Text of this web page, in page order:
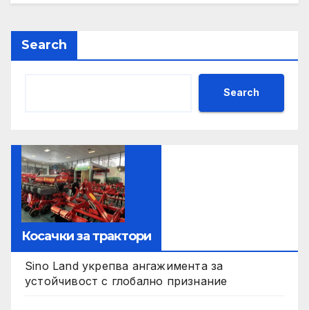
Search
Search
Косачки за трактори
Sino Land укрепва ангажимента за
устойчивост с глобално признание